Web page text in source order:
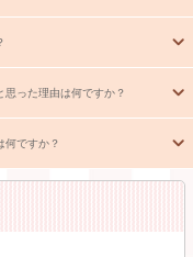
った理由は何ですか？
何ですか？